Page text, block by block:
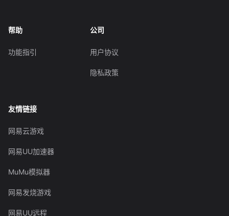
帮助
功能指引
公司
用户协议
隐私政策
友情链接
网易云游戏
网易UU加速器
MuMu模拟器
网易发烧游戏
网易UU远程